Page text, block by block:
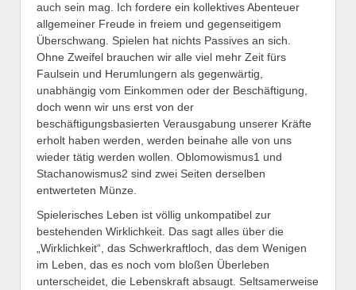
auch sein mag. Ich fordere ein kollektives Abenteuer
allgemeiner Freude in freiem und gegenseitigem
Überschwang. Spielen hat nichts Passives an sich.
Ohne Zweifel brauchen wir alle viel mehr Zeit fürs
Faulsein und Herumlungern als gegenwärtig,
unabhängig vom Einkommen oder der Beschäftigung,
doch wenn wir uns erst von der
beschäftigungsbasierten Verausgabung unserer Kräfte
erholt haben werden, werden beinahe alle von uns
wieder tätig werden wollen. Oblomowismus1 und
Stachanowismus2 sind zwei Seiten derselben
entwerteten Münze.
Spielerisches Leben ist völlig unkompatibel zur
bestehenden Wirklichkeit. Das sagt alles über die
„Wirklichkeit“, das Schwerkraftloch, das dem Wenigen
im Leben, das es noch vom bloßen Überleben
unterscheidet, die Lebenskraft absaugt. Seltsamerweise